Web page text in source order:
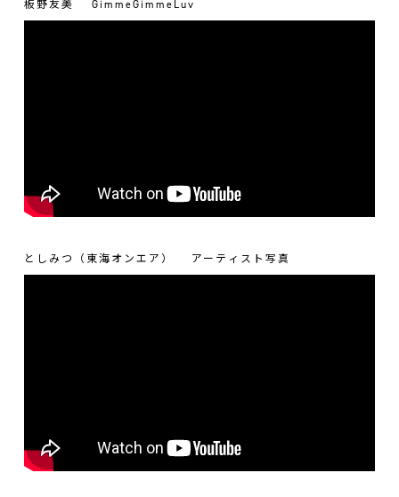
板野友美 GimmeGimmeLuv
としみつ（東海オンエア） アーティスト写真